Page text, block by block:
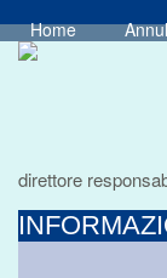
Home
direttore